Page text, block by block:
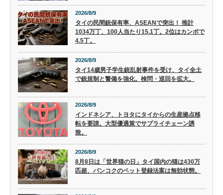
2026/8/9
タイの民間銃保有率、ASEANで突出！ 推計
1034万丁、100人当たり15.1丁。2位はカンボで
4.5丁。
2026/8/9
タイ14歳男子学生銃乱射事件を受け、タイ全土
で銃規制と警備を強化。検問・巡回を拡大。
2026/8/9
インドネシア、トヨタにタイからの生産拠点移
転を要請。大型優遇策でサプライチェーン誘
致。
2026/8/9
8月8日は「世界猫の日」タイ国内の猫は430万
匹超、バンコクのペット登録法案は無効状態。